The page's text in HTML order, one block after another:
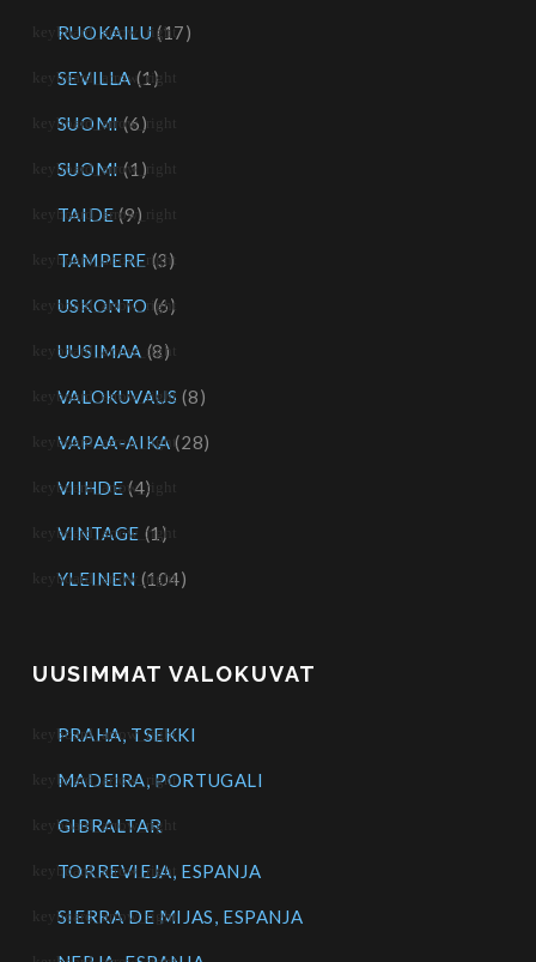
RUOKAILU (17)
SEVILLA (1)
SUOMI (6)
SUOMI (1)
TAIDE (9)
TAMPERE (3)
USKONTO (6)
UUSIMAA (8)
VALOKUVAUS (8)
VAPAA-AIKA (28)
VIIHDE (4)
VINTAGE (1)
YLEINEN (104)
UUSIMMAT VALOKUVAT
PRAHA, TSEKKI
MADEIRA, PORTUGALI
GIBRALTAR
TORREVIEJA, ESPANJA
SIERRA DE MIJAS, ESPANJA